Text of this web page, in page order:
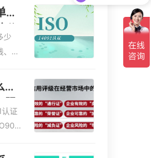
资
集
系
少
石
费
详
证
证